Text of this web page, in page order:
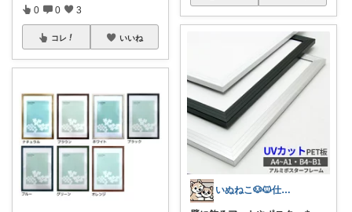
0 0 3
コレ いいね
いぬねこ🐶🐱仕事も暮らしも楽しく☺︎